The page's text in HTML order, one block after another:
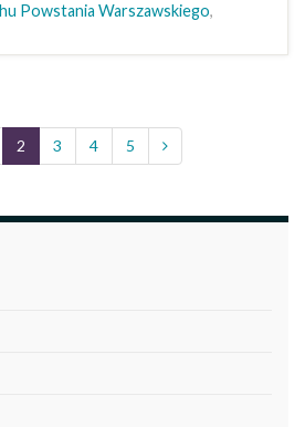
Powstania Warszawskiego,
2 3 4 5